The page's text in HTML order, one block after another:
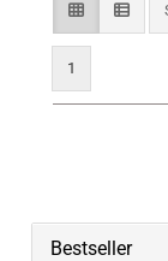
1
Bestseller